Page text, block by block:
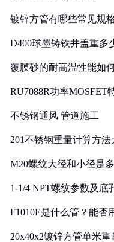
镀锌方管有哪些常见规
D400球墨铸铁井盖重多
覆膜砂的耐高温性能如
RU7088R功率MOSFET
不锈钢通风 管道施工
201不锈钢重量计算方法
M20螺纹大径和小径是
1-1/4 NPT螺纹参数及底
F1010E是什么管？能否
20x40x2镀锌方管单米